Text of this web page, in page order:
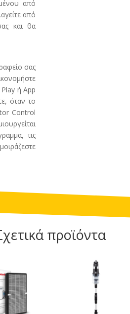
από
από
και θα
σας
ή App
όταν το
Control
τις
προϊόντα